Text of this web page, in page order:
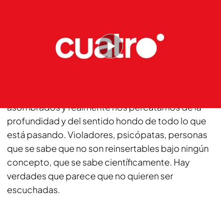
asombrados y realmente nos percatamos de la
profundidad y del sentido hondo de todo lo que
está pasando. Violadores, psicópatas, personas
que se sabe que no son reinsertables bajo ningún
concepto, que se sabe científicamente. Hay
verdades que parece que no quieren ser
escuchadas.